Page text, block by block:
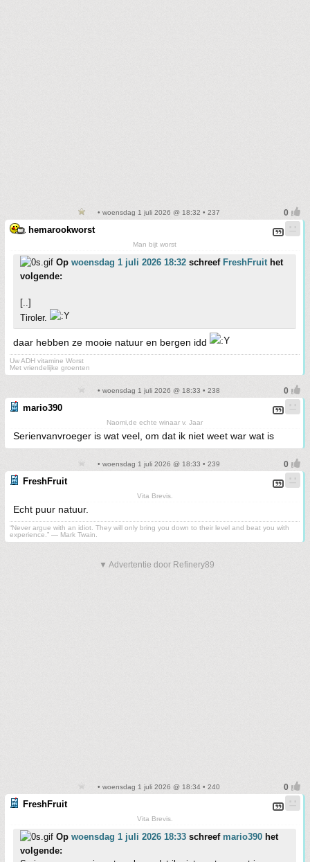
• woensdag 1 juli 2026 @ 18:32 • 237
hemarookworst
Man bijt worst
Op woensdag 1 juli 2026 18:32 schreef FreshFruithet
volgende:
[..]
Tiroler.
daar hebben ze mooie natuur en bergen idd
Uw ADH vitamine Worst
Met vriendelijke groenten
• woensdag 1 juli 2026 @ 18:33 • 238
mario390
Naomi,de echte winaar v. Jaar
Serienvanvroeger is wat veel, om dat ik niet weet war wat is
• woensdag 1 juli 2026 @ 18:33 • 239
FreshFruit
Vita Brevis.
Echt puur natuur.
“Never argue with an idiot. They will only bring you down to their level and beat you with
experience.” ― Mark Twain.
▼ Advertentie door Refinery89
• woensdag 1 juli 2026 @ 18:34 • 240
FreshFruit
Vita Brevis.
Op woensdag 1 juli 2026 18:33 schreef mario390 het
volgende: